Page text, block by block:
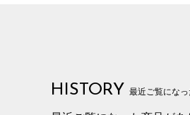
HISTORY 最近ご覧にな